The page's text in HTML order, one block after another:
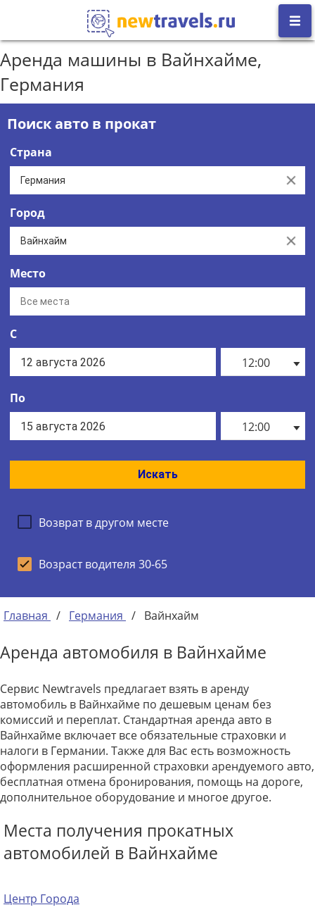
Аренда машины в Вайнхайме,
Германия
Поиск авто в прокат
Страна
Clear
Город
Clear
Место
С
12:00
По
12:00
Искать
Возврат в другом месте
Возраст водителя 30-65
Главная / Германия / Вайнхайм
Аренда автомобиля в Вайнхайме
Сервис Newtravels предлагает взять в аренду
автомобиль в Вайнхайме по дешевым ценам без
комиссий и переплат. Стандартная аренда авто в
Вайнхайме включает все обязательные страховки и
налоги в Германии. Также для Вас есть возможность
оформления расширенной страховки арендуемого авто,
бесплатная отмена бронирования, помощь на дороге,
дополнительное оборудование и многое другое.
Места получения прокатных
автомобилей в Вайнхайме
Центр Города